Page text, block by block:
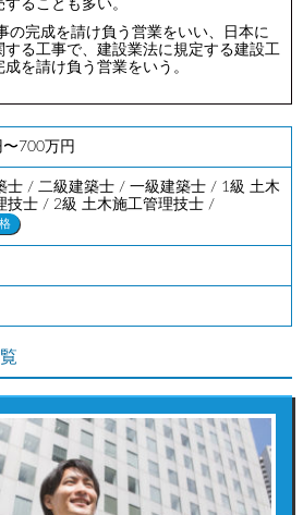
ることも多い。
の完成を請け負う営業をいい、日本に
る工事で、建設業法に規定する建設工
を請け負う営業をいう。
700万円
士 / 二級建築士 / 一級建築士 / 1級 土木
技士 / 2級 土木施工管理技士 /